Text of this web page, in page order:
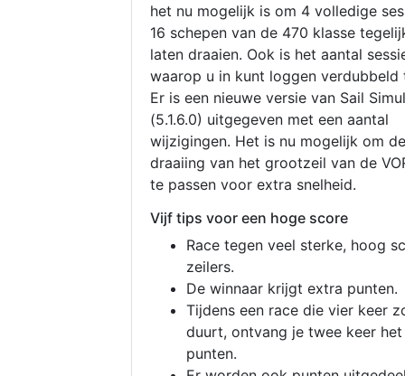
het nu mogelijk is om 4 volledige
16 schepen van de 470 klasse
laten draaien. Ook is het aantal
waarop u in kunt loggen verdubbeld
Er is een nieuwe versie van Sail
(5.1.6.0) uitgegeven met een aantal
wijzigingen. Het is nu mogelijk om de
draaiing van het grootzeil van de
te passen voor extra snelheid.
Vijf tips voor een hoge score
Race tegen veel sterke, hoog
zeilers.
De winnaar krijgt extra punten.
Tijdens een race die vier keer
duurt, ontvang je twee keer
punten.